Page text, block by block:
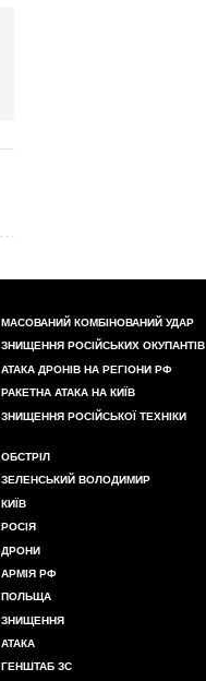
МАСОВАНИЙ КОМБІНОВАНИЙ УДАР
ЗНИЩЕННЯ РОСІЙСЬКИХ ОКУПАНТІВ
АТАКА ДРОНІВ НА РЕГІОНИ РФ
РАКЕТНА АТАКА НА КИЇВ
ЗНИЩЕННЯ РОСІЙСЬКОЇ ТЕХНІКИ
ОБСТРІЛ
ЗЕЛЕНСЬКИЙ ВОЛОДИМИР
КИЇВ
РОСІЯ
ДРОНИ
АРМІЯ РФ
ПОЛЬЩА
ЗНИЩЕННЯ
АТАКА
ГЕНШТАБ ЗС